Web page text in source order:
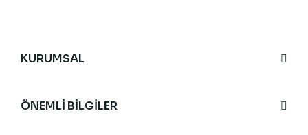
KURUMSAL
ÖNEMLİ BİLGİLER